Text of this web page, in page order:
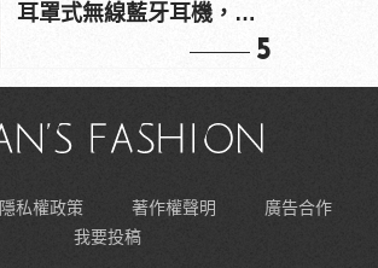
耳罩式無線藍牙耳機，在
5
隱私權政策 著作權聲明
廣告合作
我要投稿